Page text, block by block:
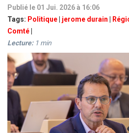
Publié le 01 Jui. 2026 à 16:06
Tags: Politique jerome durain
Comté
Lecture: 1 min